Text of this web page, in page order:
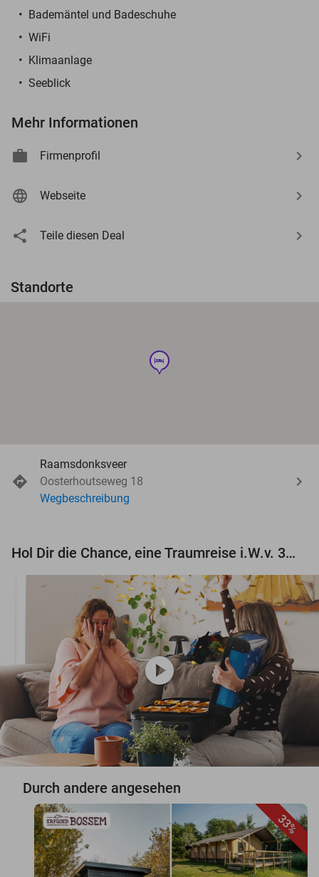
Bademäntel und Badeschuhe
WiFi
Klimaanlage
Seeblick
Mehr Informationen
Firmenprofil
Webseite
Teile diesen Deal
Standorte
hotel
Raamsdonksveer
Oosterhoutseweg 18
Wegbeschreibung
Hol Dir die Chance, eine Traumreise i.W.v. 3.000 € zu gewinnen!
play_circle
Durch andere angesehen
33%